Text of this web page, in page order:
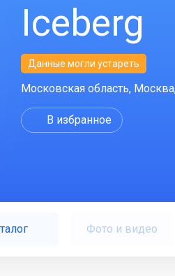
Iceberg
Данные могли устареть
Московская область,
В избранное
Фото и видео